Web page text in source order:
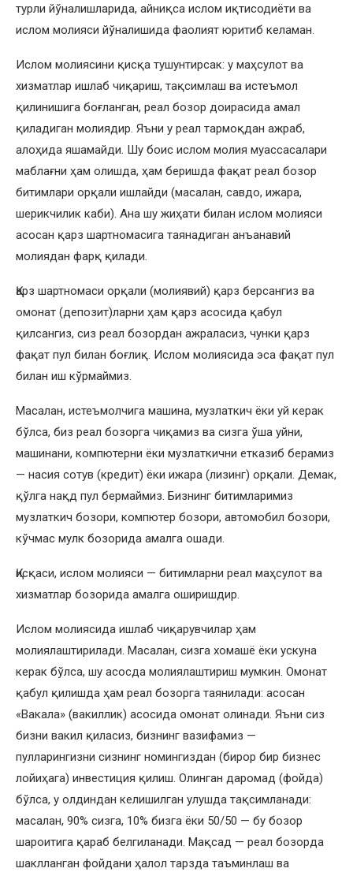
турли йўналишларида, айниқса ислом иқтисодиёти ва
ислом молияси йўналишида фаолият юритиб келаман.
Ислом молиясини қисқа тушунтирсак: у маҳсулот ва
хизматлар ишлаб чиқариш, тақсимлаш ва истеъмол
қилинишига боғланган, реал бозор доирасида амал
қиладиган молиядир. Яъни у реал тармоқдан ажраб,
алоҳида яшамайди. Шу боис ислом молия муассасалари
маблағни ҳам олишда, ҳам беришда фақат реал бозор
битимлари орқали ишлайди (масалан, савдо, ижара,
шерикчилик каби). Ана шу жиҳати билан ислом молияси
асосан қарз шартномасига таянадиган анъанавий
молиядан фарқ қилади.
Қарз шартномаси орқали (молиявий) қарз берсангиз ва
омонат (депозит)ларни ҳам қарз асосида қабул
қилсангиз, сиз реал бозордан ажраласиз, чунки қарз
фақат пул билан боғлиқ. Ислом молиясида эса фақат пул
билан иш кўрмаймиз.
Масалан, истеъмолчига машина, музлаткич ёки уй керак
бўлса, биз реал бозорга чиқамиз ва сизга ўша уйни,
машинани, компютерни ёки музлаткични етказиб берамиз
— насия сотув (кредит) ёки ижара (лизинг) орқали. Демак,
қўлга нақд пул бермаймиз. Бизнинг битимларимиз
музлаткич бозори, компютер бозори, автомобил бозори,
кўчмас мулк бозорида амалга ошади.
Қисқаси, ислом молияси — битимларни реал маҳсулот ва
хизматлар бозорида амалга оширишдир.
Ислом молиясида ишлаб чиқарувчилар ҳам
молиялаштирилади. Масалан, сизга хомашё ёки ускуна
керак бўлса, шу асосда молиялаштириш мумкин. Омонат
қабул қилишда ҳам реал бозорга таянилади: асосан
«Вакала» (вакиллик) асосида омонат олинади. Яъни сиз
бизни вакил қиласиз, бизнинг вазифамиз —
пулларингизни сизнинг номингиздан (бирор бир бизнес
лойиҳага) инвестиция қилиш. Олинган даромад (фойда)
бўлса, у олдиндан келишилган улушда тақсимланади:
масалан, 90% сизга, 10% бизга ёки 50/50 — бу бозор
шароитига қараб белгиланади. Мақсад — реал бозорда
шаклланган фойдани ҳалол тарзда таъминлаш ва